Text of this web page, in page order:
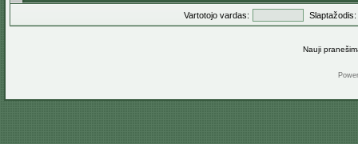
Vartotojo vardas: Slaptažodis:
Nauji